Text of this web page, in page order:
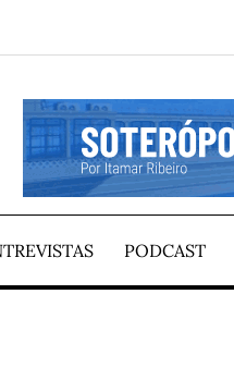
POR ITAMAR RIBEIRO
PODCAST